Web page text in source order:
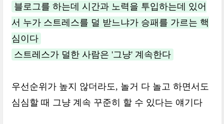
블로그를 하는데 시간과 노력을 투입하는데 있어
서 누가 스트레스를 덜 받느냐가 승패를 가르는 핵
심이다
스트레스가 덜한 사람은 '그냥' 계속한다
우선순위가 높지 않더라도, 놀거 다 놀고 하면서도
심심할 때 그냥 계속 꾸준히 할 수 있다는 얘기다